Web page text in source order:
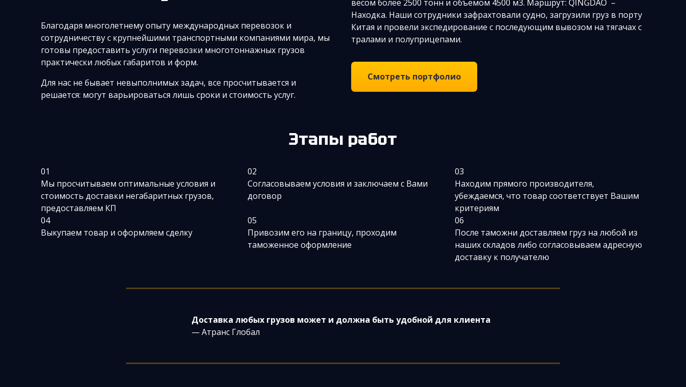
Благодаря многолетнему опыту международных перевозок и
сотрудничеству с крупнейшими транспортными компаниями мира, мы
готовы предоставить услуги перевозки многотоннажных грузов
практически любых габаритов и форм.
Для нас не бывает невыполнимых задач, все просчитывается и
решается: могут варьироваться лишь сроки и стоимость услуг.
весом более 2500 тонн и объемом 4500 м3. Маршрут: QINGDAO –
Находка. Наши сотрудники зафрахтовали судно, загрузили груз в порту
Китая и провели экспедирование с последующим вывозом на тягачах с
тралами и полуприцепами.
Смотреть портфолио
Этапы работ
01
Мы просчитываем оптимальные условия и
стоимость доставки негабаритных грузов,
предоставляем КП
02
Согласовываем условия и заключаем с Вами
договор
03
Находим прямого производителя,
убеждаемся, что товар соответствует Вашим
критериям
04
Выкупаем товар и оформляем сделку
05
Привозим его на границу, проходим
таможенное оформление
06
После таможни доставляем груз на любой из
наших складов либо согласовываем адресную
доставку к получателю
Доставка любых грузов может и должна быть удобной для клиента
— Атранс Глобал